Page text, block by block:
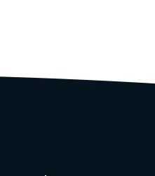
compromisso com
de tratamento e